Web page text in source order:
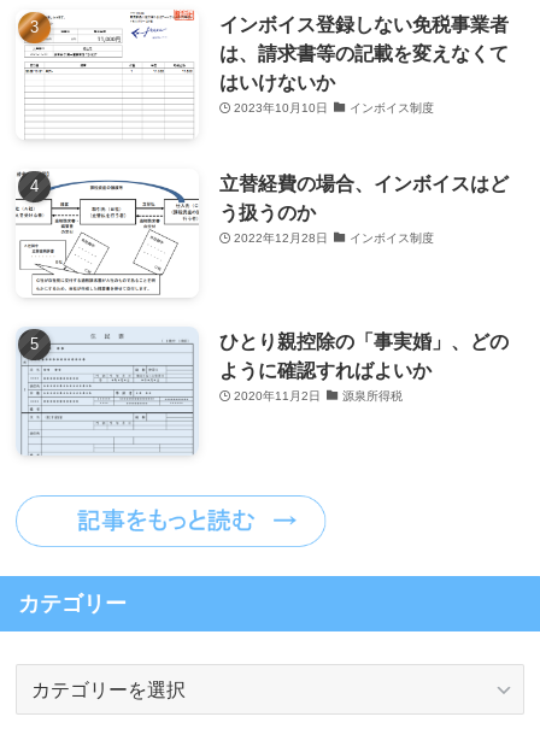
インボイス登録しない免税事業者
は、請求書等の記載を変えなくて
はいけないか
2023年10月10日 インボイス制度
立替経費の場合、インボイスはど
う扱うのか
2022年12月28日 インボイス制度
ひとり親控除の「事実婚」、どの
ように確認すればよいか
2020年11月2日 源泉所得税
カテゴリー